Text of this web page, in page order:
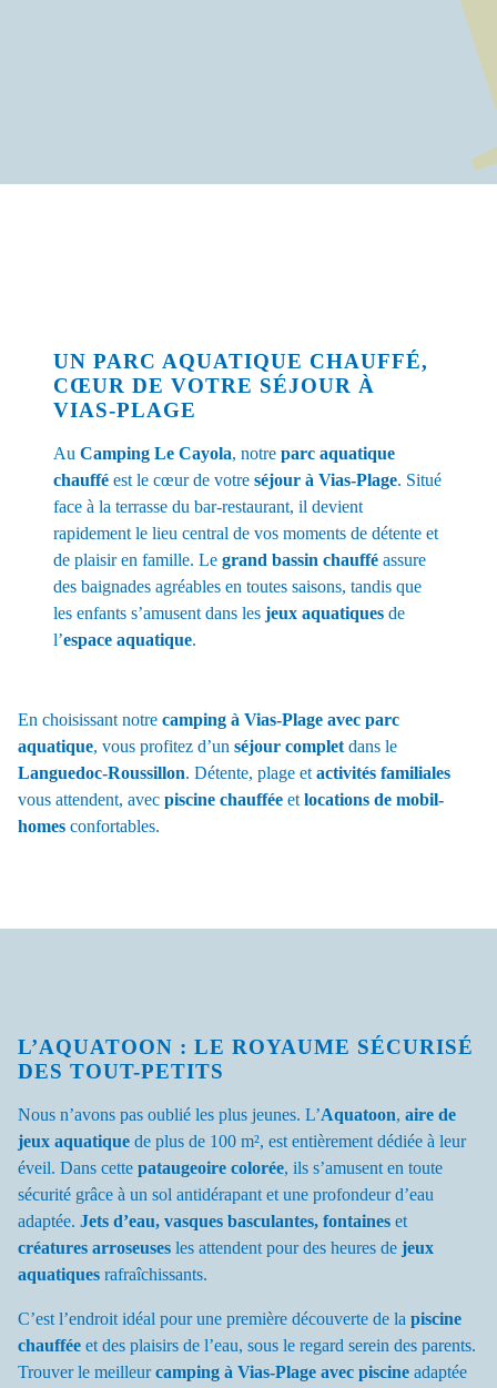
UN PARC AQUATIQUE CHAUFFÉ,
CŒUR DE VOTRE SÉJOUR À
VIAS-PLAGE
Au Camping Le Cayola, notre parc aquatique
chauffé est le cœur de votre séjour à Vias-Plage. Situé
face à la terrasse du bar-restaurant, il devient
rapidement le lieu central de vos moments de détente et
de plaisir en famille. Le grand bassin chauffé assure
des baignades agréables en toutes saisons, tandis que
les enfants s’amusent dans les jeux aquatiques de
l’espace aquatique.
En choisissant notre camping à Vias-Plage avec parc
aquatique, vous profitez d’un séjour complet dans le
Languedoc-Roussillon. Détente, plage et activités familiales
vous attendent, avec piscine chauffée et locations de mobil-
homes confortables.
L’AQUATOON : LE ROYAUME SÉCURISÉ
DES TOUT-PETITS
Nous n’avons pas oublié les plus jeunes. L’Aquatoon, aire de
jeux aquatique de plus de 100 m², est entièrement dédiée à leur
éveil. Dans cette pataugeoire colorée, ils s’amusent en toute
sécurité grâce à un sol antidérapant et une profondeur d’eau
adaptée. Jets d’eau, vasques basculantes, fontaines et
créatures arroseuses les attendent pour des heures de jeux
aquatiques rafraîchissants.
C’est l’endroit idéal pour une première découverte de la piscine
chauffée et des plaisirs de l’eau, sous le regard serein des parents.
Trouver le meilleurcamping à Vias-Plage avec piscine adaptée